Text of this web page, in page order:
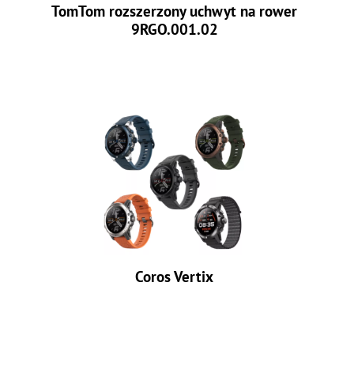
TomTom rozszerzony uchwyt na rower
9RGO.001.02
Coros Vertix